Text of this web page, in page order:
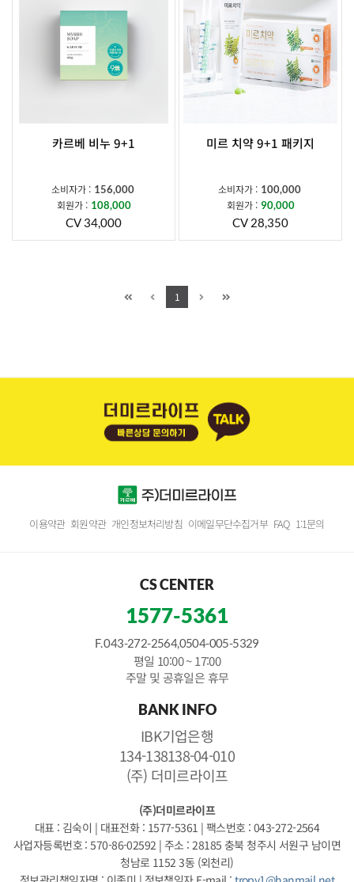
카르베 비누 9+1
소비자가 : 156,000
회원가 : 108,000
CV 34,000
미르 치약 9+1 패키지
소비자가 : 100,000
회원가 : 90,000
CV 28,350
1
이용약관 회원약관 개인정보처리방침 이메일무단수집거부 FAQ 1:1문의
CS CENTER
1577-5361
F. 043-272-2564,0504-005-5329
평일 10:00 ~ 17:00
주말 및 공휴일은 휴무
BANK INFO
IBK기업은행
134-138138-04-010
(주) 더미르라이프
(주)더미르라이프
대표 : 김숙이 | 대표전화 : 1577-5361 | 팩스번호 : 043-272-2564
사업자등록번호 : 570-86-02592 | 주소 : 28185 충북 청주시 서원구 남이면
청남로 1152 3동 (외천리)